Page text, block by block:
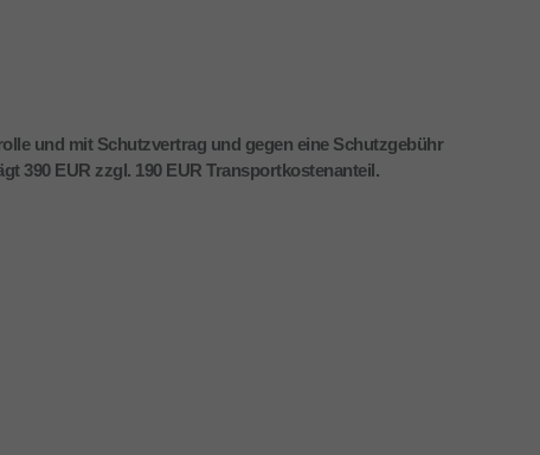
und mit Schutzvertrag und gegen eine Schutzgebühr
390 EUR zzgl. 190 EUR Transportkostenanteil.